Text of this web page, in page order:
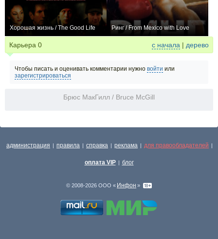
Хорошая жизнь / The Good Life Ринг / From Mexico with Love
Карьера 0 с начала | дерево
Чтобы писать и оценивать комментарии нужно войти или
зарегистрироваться
Брюс МакГилл / Bruce McGill
администрация | правила | справка | реклама | для правообладателей |
оплата VIP | блог
© 2008-2026 ООО « Инфон »